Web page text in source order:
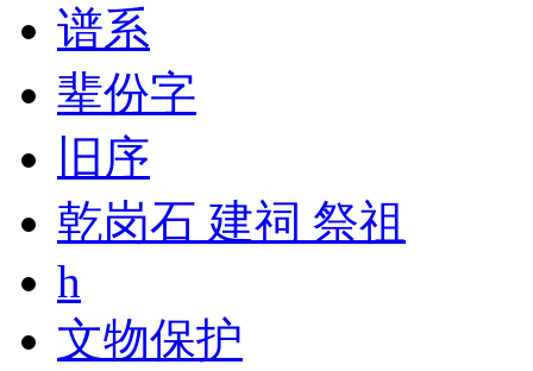
谱系
辈份字
旧序
乾岗石 建祠 祭祖
h
文物保护